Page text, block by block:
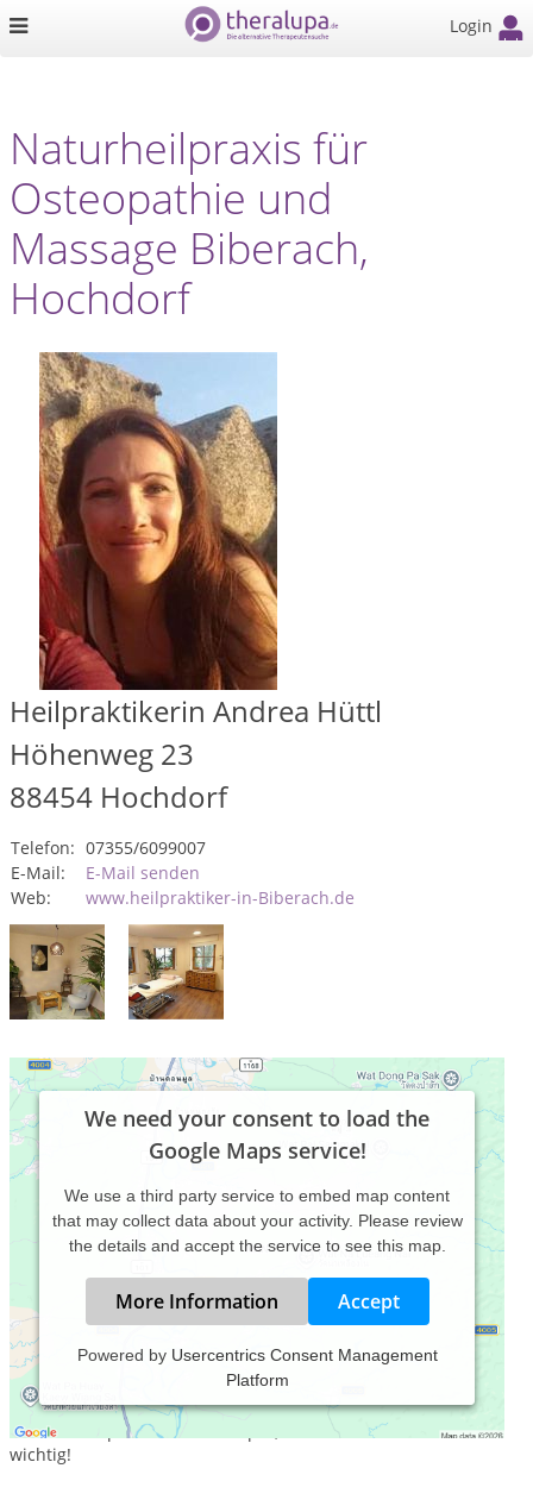
Login
Naturheilpraxis für
Osteopathie und
Massage Biberach,
Hochdorf
Heilpraktikerin Andrea Hüttl
Höhenweg 23
88454 Hochdorf
Telefon: 07355/6099007
E-Mail:
E-Mail senden
Web:
www.heilpraktiker-in-Biberach.de
We need your consent to load the
Google Maps service!
We use a third party service to embed map content
that may collect data about your activity. Please review
the details and accept the service to see this map.
More Information Accept
Powered by Usercentrics Consent Management
Platform
Mein Anspruch ist es, Sie als ganzen Menschen zu sehen,
und Sie ganzheitlich zu behandeln. Dabei ist für mich das
Zusammenspiel zwischen Körper, Geist und Seele besonders
wichtig!